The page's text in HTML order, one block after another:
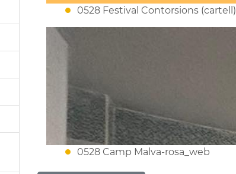
0528 Festival Contorsions (cartell)
0528 Camp Malva-rosa_web